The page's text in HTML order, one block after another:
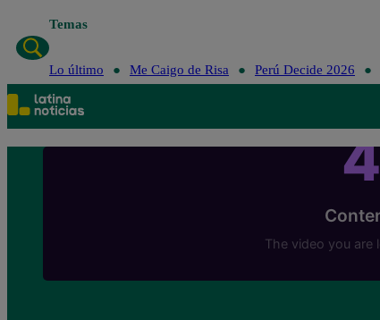
Temas
Lo último Me Caigo de Risa Perú Decide 2026